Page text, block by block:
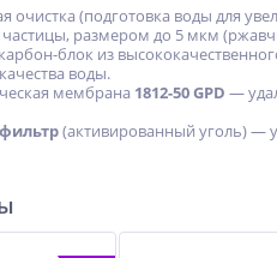
очистка (подготовка воды для
размером до 5 мкм
блок из
воды.
мембрана 1812-50 GPD —
(активированный уголь) —